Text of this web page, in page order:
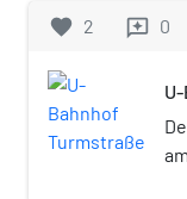
favorite 2 reviews 0